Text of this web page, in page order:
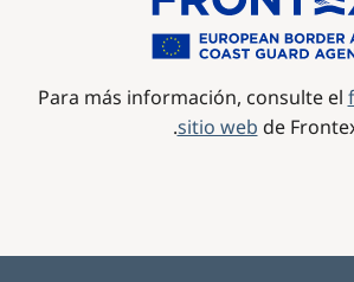
Para más información, consulte el
sitio web de